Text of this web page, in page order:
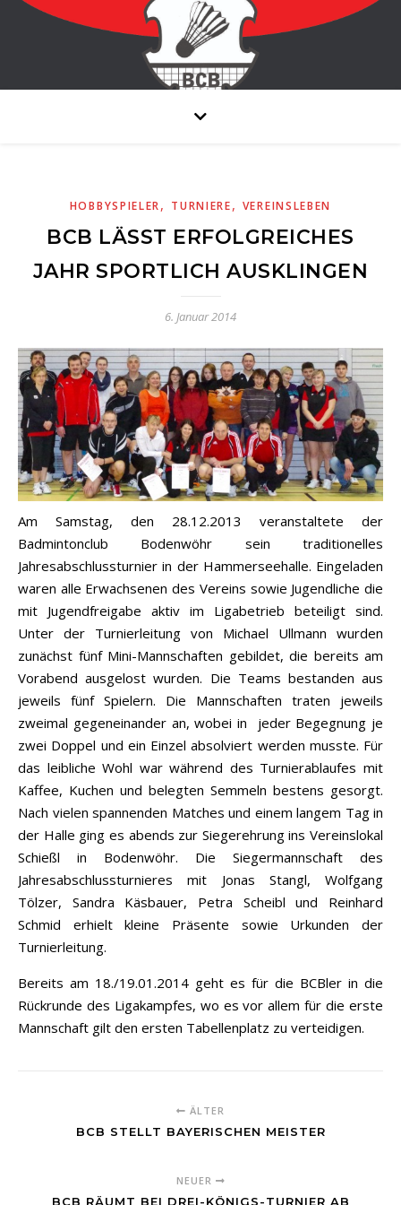
HOBBYSPIELER, TURNIERE, VEREINSLEBEN
BCB LÄSST ERFOLGREICHES
JAHR SPORTLICH AUSKLINGEN
6. Januar 2014
Am Samstag, den 28.12.2013 veranstaltete der
Badmintonclub Bodenwöhr sein traditionelles
Jahresabschlussturnier in der Hammerseehalle. Eingeladen
waren alle Erwachsenen des Vereins sowie Jugendliche die
mit Jugendfreigabe aktiv im Ligabetrieb beteiligt sind.
Unter der Turnierleitung von Michael Ullmann wurden
zunächst fünf Mini-Mannschaften gebildet, die bereits am
Vorabend ausgelost wurden. Die Teams bestanden aus
jeweils fünf Spielern. Die Mannschaften traten jeweils
zweimal gegeneinander an, wobei in jeder Begegnung je
zwei Doppel und ein Einzel absolviert werden musste. Für
das leibliche Wohl war während des Turnierablaufes mit
Kaffee, Kuchen und belegten Semmeln bestens gesorgt.
Nach vielen spannenden Matches und einem langem Tag in
der Halle ging es abends zur Siegerehrung ins Vereinslokal
Schießl in Bodenwöhr. Die Siegermannschaft des
Jahresabschlussturnieres mit Jonas Stangl, Wolfgang
Tölzer, Sandra Käsbauer, Petra Scheibl und Reinhard
Schmid erhielt kleine Präsente sowie Urkunden der
Turnierleitung.
Bereits am 18./19.01.2014 geht es für die BCBler in die
Rückrunde des Ligakampfes, wo es vor allem für die erste
Mannschaft gilt den ersten Tabellenplatz zu verteidigen.
ÄLTER
BCB STELLT BAYERISCHEN MEISTER
NEUER
BCB RÄUMT BEI DREI-KÖNIGS-TURNIER AB